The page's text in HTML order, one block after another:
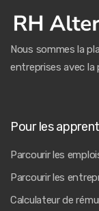
Nous sommes la
entreprises avec la
Pour les
Parcourir les
Parcourir les
Calculateur de